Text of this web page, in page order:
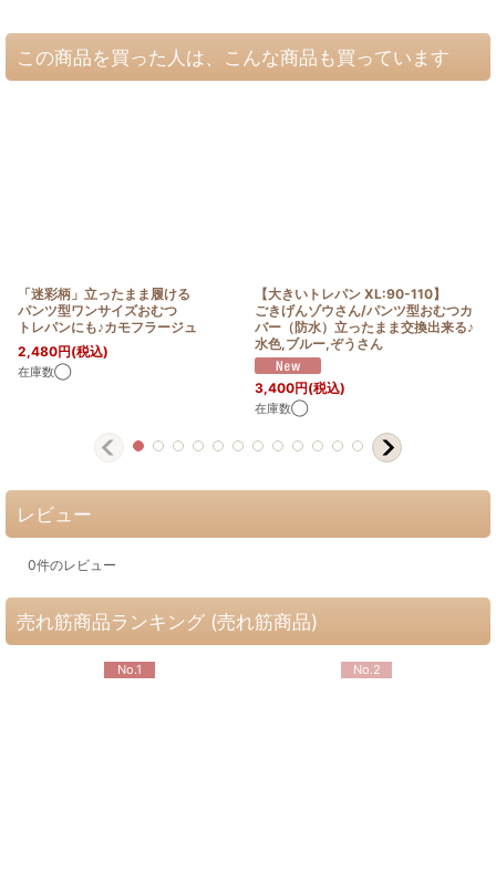
この商品を買った人は、こんな商品も買っています
「迷彩柄」立ったまま履ける
パンツ型ワンサイズおむつ
トレパンにも♪カモフラージュ
2,480円(税込)
在庫数◯
【大きいトレパン XL:90-110】
ごきげんゾウさん/パンツ型おむつカ
バー（防水）立ったまま交換出来る♪
水色,ブルー,ぞうさん
3,400円(税込)
在庫数◯
レビュー
0件のレビュー
売れ筋商品ランキング (売れ筋商品)
No.1 No.2